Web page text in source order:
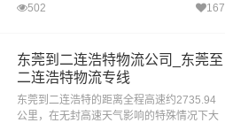
专线，作为辉驰物流有限公司旗下的精品专
502 167
东莞到二连浩特物流公司_东莞至
二连浩特物流专线
东莞到二连浩特的距离全程高速约2735.94
公里，在无封高速天气影响的特殊情况下大